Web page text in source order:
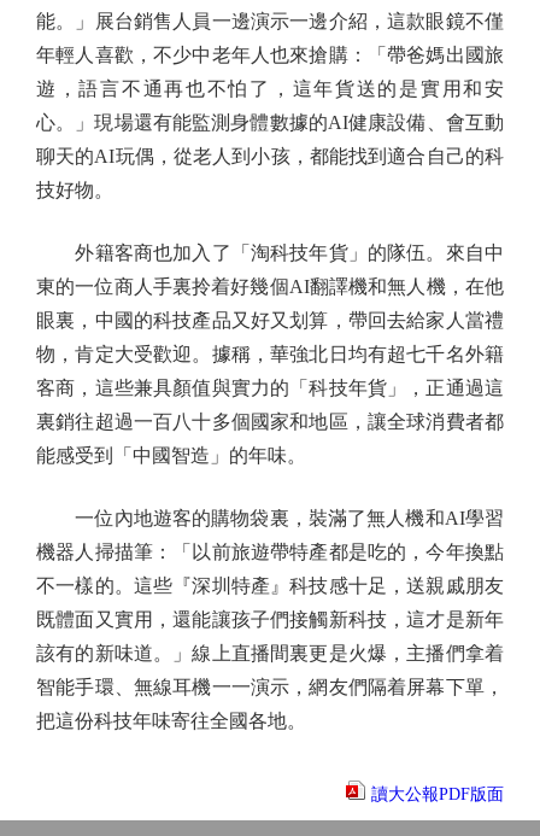
能。」展台銷售人員一邊演示一邊介紹，這款眼鏡不僅
年輕人喜歡，不少中老年人也來搶購：「帶爸媽出國旅
遊，語言不通再也不怕了，這年貨送的是實用和安
心。」現場還有能監測身體數據的AI健康設備、會互動
聊天的AI玩偶，從老人到小孩，都能找到適合自己的科
技好物。
外籍客商也加入了「淘科技年貨」的隊伍。來自中
東的一位商人手裏拎着好幾個AI翻譯機和無人機，在他
眼裏，中國的科技產品又好又划算，帶回去給家人當禮
物，肯定大受歡迎。據稱，華強北日均有超七千名外籍
客商，這些兼具顏值與實力的「科技年貨」，正通過這
裏銷往超過一百八十多個國家和地區，讓全球消費者都
能感受到「中國智造」的年味。
一位內地遊客的購物袋裏，裝滿了無人機和AI學習
機器人掃描筆：「以前旅遊帶特產都是吃的，今年換點
不一樣的。這些『深圳特產』科技感十足，送親戚朋友
既體面又實用，還能讓孩子們接觸新科技，這才是新年
該有的新味道。」線上直播間裏更是火爆，主播們拿着
智能手環、無線耳機一一演示，網友們隔着屏幕下單，
把這份科技年味寄往全國各地。
讀大公報PDF版面